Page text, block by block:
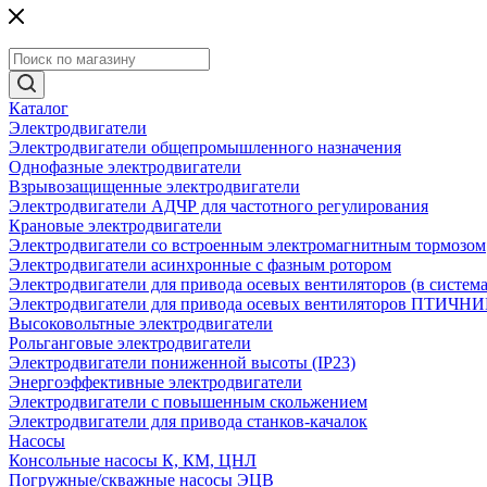
Каталог
Электродвигатели
Электродвигатели общепромышленного назначения
Однофазные электродвигатели
Взрывозащищенные электродвигатели
Электродвигатели АДЧР для частотного регулирования
Крановые электродвигатели
Электродвигатели со встроенным электромагнитным тормозом
Электродвигатели асинхронные с фазным ротором
Электродвигатели для привода осевых вентиляторов (в
Электродвигатели для привода осевых вентиляторов
Высоковольтные электродвигатели
Рольганговые электродвигатели
Электродвигатели пониженной высоты (IP23)
Энергоэффективные электродвигатели
Электродвигатели с повышенным скольжением
Электродвигатели для привода станков-качалок
Насосы
Консольные насосы К, КМ, ЦНЛ
Погружные/скважные насосы ЭЦВ